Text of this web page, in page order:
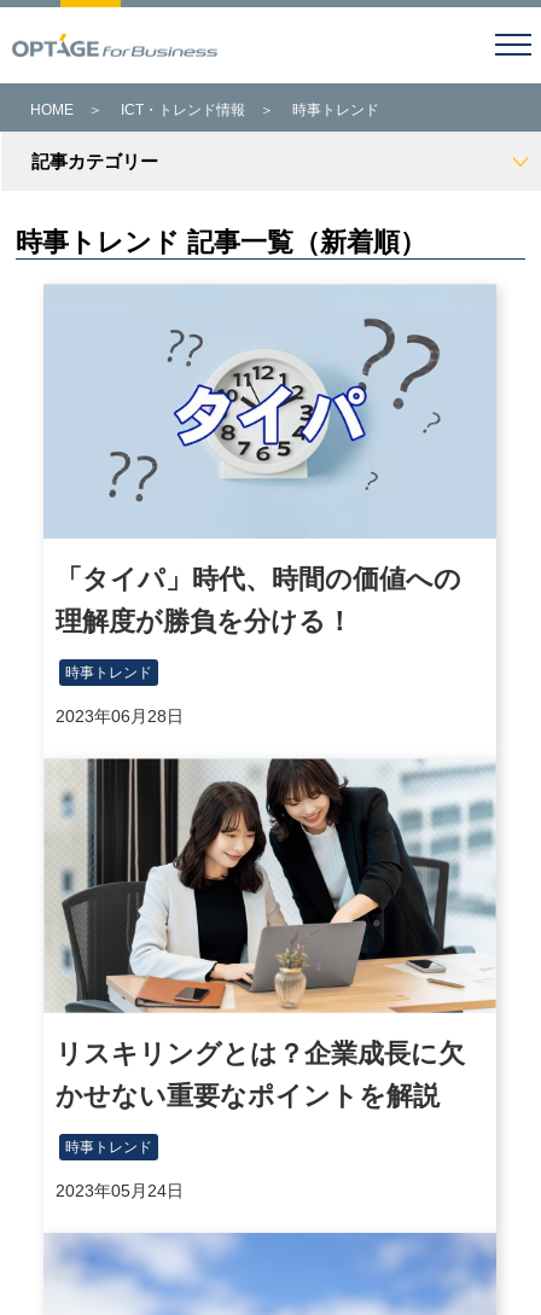
HOME＞ ICT・トレンド情報 ＞ 時事トレンド
時事トレンド 記事一覧（新着順）
「タイパ」時代、時間の価値への
理解度が勝負を分ける！
時事トレンド
2023年06月28日
リスキリングとは？企業成長に欠
かせない重要なポイントを解説
時事トレンド
2023年05月24日
記事カテゴリー